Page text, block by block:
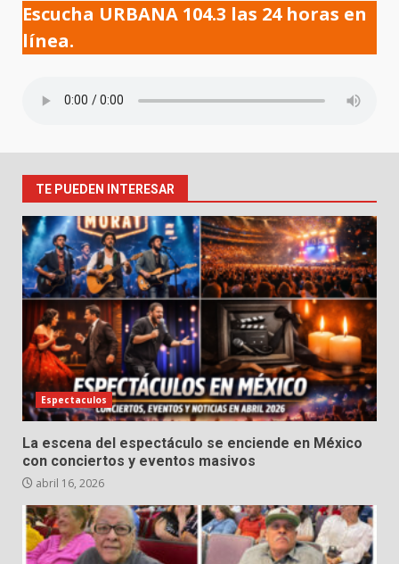
Escucha URBANA 104.3 las 24 horas en
línea.
TE PUEDEN INTERESAR
Espectaculos
La escena del espectáculo se enciende en México
con conciertos y eventos masivos
abril 16, 2026